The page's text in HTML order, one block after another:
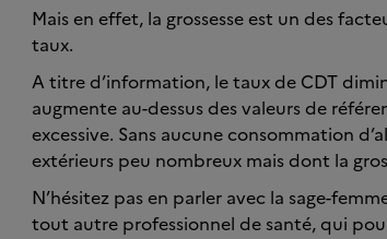
Mais en effet, la grossesse est un des
taux.
A titre d’information, le taux de CDT
augmente au-dessus des valeurs de
excessive. Sans aucune consommation
extérieurs peu nombreux mais dont la
N’hésitez pas en parler avec la sage-
tout autre professionnel de santé, qui